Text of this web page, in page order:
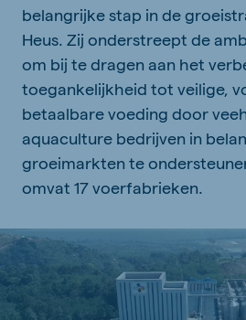
belangrijke stap in de
Heus. Zij onderstreept de
om bij te dragen aan het
toegankelijkheid tot veilige,
betaalbare voeding door
aquaculture bedrijven in
groeimarkten te
omvat 17 voerfabrieken.